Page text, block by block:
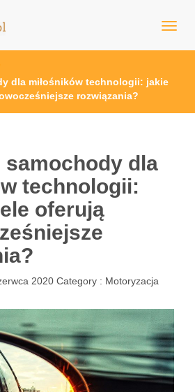
dla miłośników technologii: jakie
rozwiązania?
samochody dla
technologii:
oferują
2020 Category : Motoryzacja